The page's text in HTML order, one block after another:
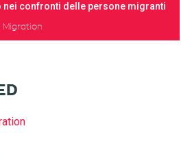
confronti delle persone migranti
Migration